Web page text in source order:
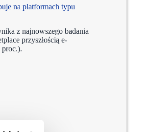
na platformach typu
z najnowszego badania
przyszłością e-